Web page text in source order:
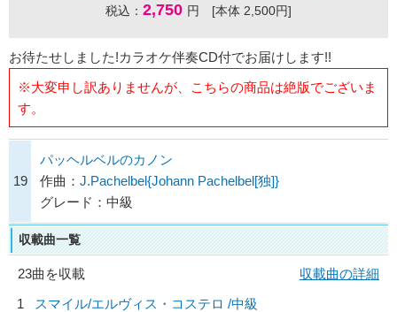
税込： 2,750 円 [本体 2,500円]
お待たせしました!カラオケ伴奏CD付でお届けします!!
※大変申し訳ありませんが、こちらの商品は絶版でございま
す。
19
パッヘルベルのカノン
作曲： J.Pachelbel{Johann Pachelbel[独]}
グレード：中級
収載曲一覧
23曲を収載
収載曲の詳細
1
スマイル/エルヴィス・コステロ /中級